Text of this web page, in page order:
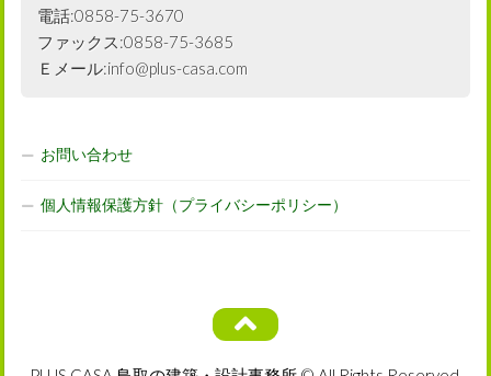
電話:0858-75-3670
ファックス:0858-75-3685
Ｅメール:info@plus-casa.com
お問い合わせ
個人情報保護方針（プライバシーポリシー）